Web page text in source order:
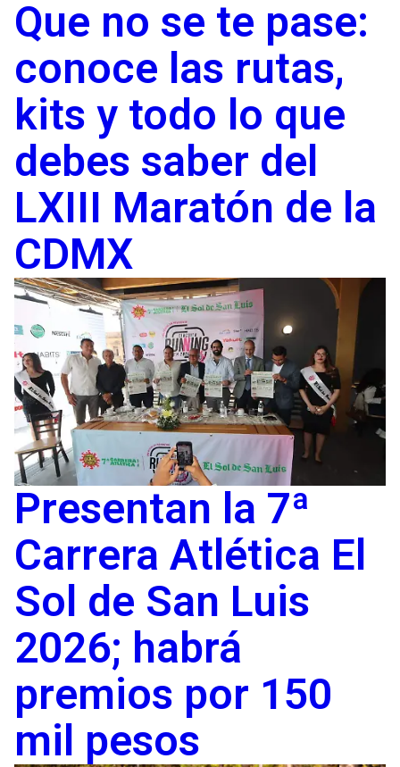
Que no se te pase:
conoce las rutas,
kits y todo lo que
debes saber del
LXIII Maratón de la
CDMX
Presentan la 7ª
Carrera Atlética El
Sol de San Luis
2026; habrá
premios por 150
mil pesos